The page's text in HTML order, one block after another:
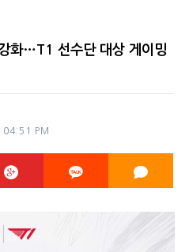
화…T1 선수단 대상 게이밍
04:51 PM